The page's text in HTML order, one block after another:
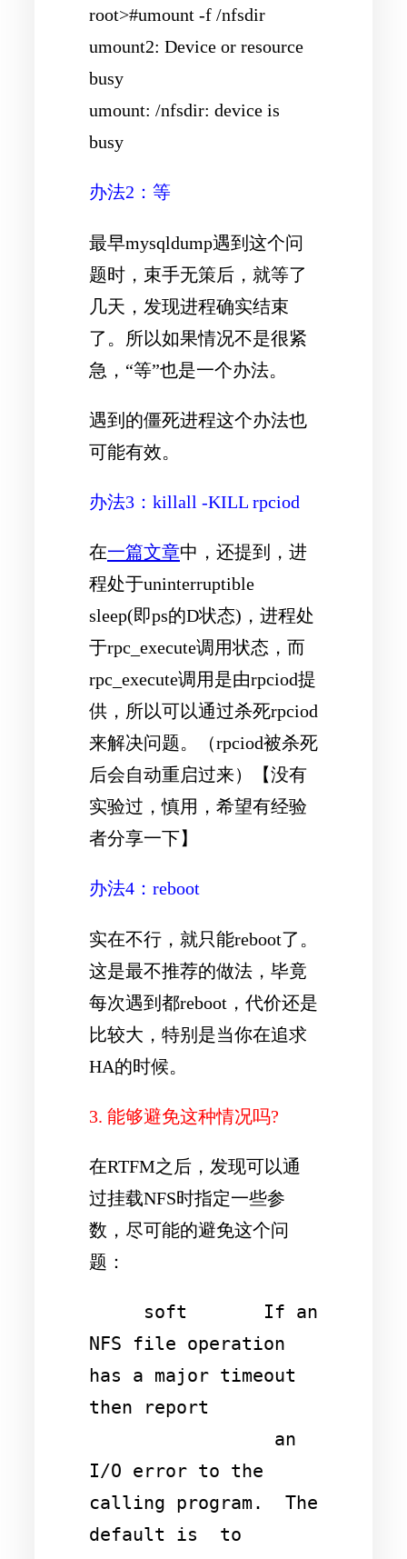
root>#umount -f /nfsdir
umount2: Device or resource
busy
umount: /nfsdir: device is
busy
办法2：等
最早mysqldump遇到这个问
题时，束手无策后，就等了
几天，发现进程确实结束
了。所以如果情况不是很紧
急，“等”也是一个办法。
遇到的僵死进程这个办法也
可能有效。
办法3：killall -KILL rpciod
在一篇文章中，还提到，进
程处于uninterruptible
sleep(即ps的D状态)，进程处
于rpc_execute调用状态，而
rpc_execute调用是由rpciod提
供，所以可以通过杀死rpciod
来解决问题。（rpciod被杀死
后会自动重启过来）【没有
实验过，慎用，希望有经验
者分享一下】
办法4：reboot
实在不行，就只能reboot了。
这是最不推荐的做法，毕竟
每次遇到都reboot，代价还是
比较大，特别是当你在追求
HA的时候。
3. 能够避免这种情况吗?
在RTFM之后，发现可以通
过挂载NFS时指定一些参
数，尽可能的避免这个问
题：
NFS file operation
has a major timeout
then report
I/O error to the
calling program.  The
default is  to